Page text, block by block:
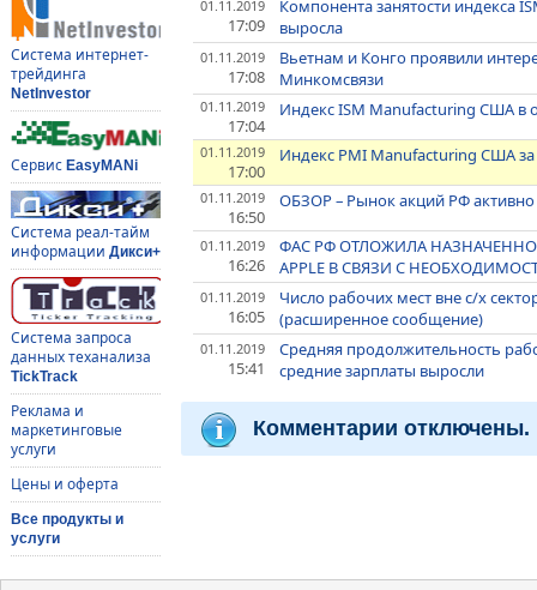
Система интернет-
трейдинга
NetInvestor
Сервис EasyMANi
Система реал-тайм
информации Дикси+
Система запроса
данных теханализа
TickTrack
Реклама и
маркетинговые
услуги
Цены и оферта
Все продукты и
услуги
01.11.2019
17:09
Компонента занятости индекса
выросла
01.11.2019
17:08
Вьетнам и Конго проявили
Минкомсвязи
01.11.2019
17:04
Индекс ISM Manufacturing США в
01.11.2019
17:00
Индекс PMI Manufacturing США
01.11.2019
16:50
ОБЗОР – Рынок акций РФ
01.11.2019
16:26
ФАС РФ ОТЛОЖИЛА
APPLE В СВЯЗИ С
01.11.2019
16:05
Число рабочих мест вне с/х
(расширенное сообщение)
01.11.2019
15:41
Средняя продолжительность
средние зарплаты выросли
Комментарии отключены.